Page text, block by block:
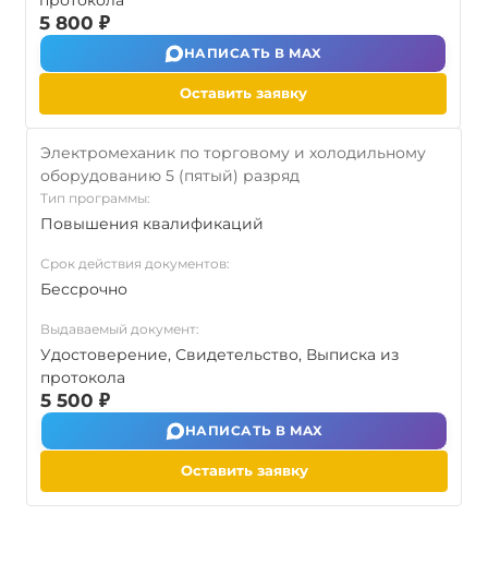
5 800 ₽
НАПИСАТЬ В MAX
Оставить заявку
Электромеханик по торговому и холодильному
оборудованию 5 (пятый) разряд
Тип программы:
Повышения квалификаций
Срок действия документов:
Бессрочно
Выдаваемый документ:
Удостоверение, Свидетельство, Выписка из
протокола
5 500 ₽
НАПИСАТЬ В MAX
Оставить заявку